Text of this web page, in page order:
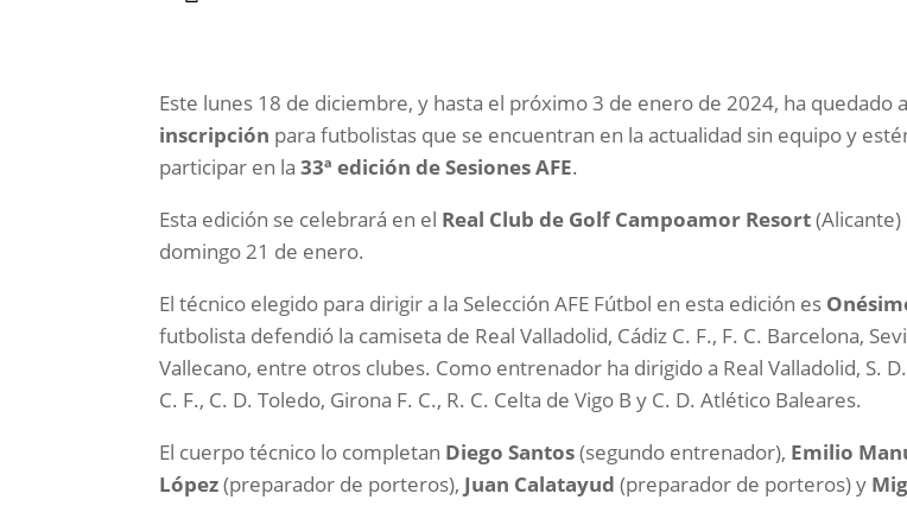
Este lunes 18 de diciembre, y hasta el próximo 3 de enero de 2024, ha quedado
inscripción para futbolistas que se encuentran en la actualidad sin equipo y
participar en la33ª edición de Sesiones AFE.
Esta edición se celebrará en el Real Club de Golf Campoamor Resort
domingo 21 de enero.
El técnico elegido para dirigir a la Selección AFE Fútbol en esta edición es
futbolista defendió la camiseta de Real Valladolid, Cádiz C. F., F. C. Barcelona,
Vallecano, entre otros clubes. Como entrenador ha dirigido a Real Valladolid, S.
C. F., C. D. Toledo, Girona F. C., R. C. Celta de Vigo B y C. D. Atlético Baleares.
El cuerpo técnico lo completan Diego Santos(segundo entrenador), Emilio
López(preparador de porteros), Juan Calatayud (preparador de porteros) y